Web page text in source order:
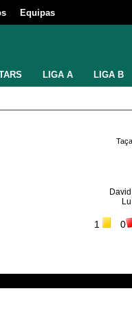
Equipas
LIGA A LIGA B
1 0